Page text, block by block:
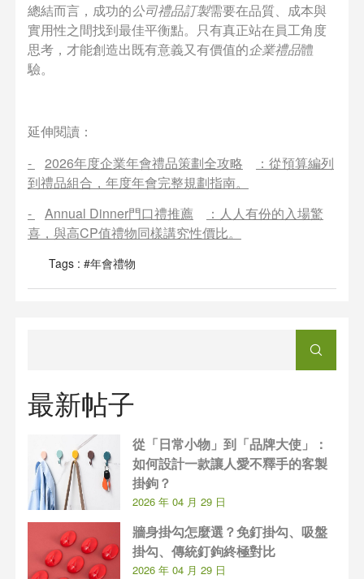
總結而言，成功的公司禮品訂製需要在品質、成本與
實用性之間找到最佳平衡點。只有真正站在員工角度
思考，才能創造出既有意義又有價值的企業禮品體
驗。
延伸閱讀：
-
2026年度企業年會禮品策劃全攻略
：從預算編列
到禮品組合，年度年會完整規劃指南。
-
Annual Dinner門口禮推薦
：人人有份的入場驚
喜，與高CP值禮物同樣講究性價比。
Tags : #年會禮物
最新帖子
從「日常小物」到「品牌大使」：
如何設計一款讓人愛不釋手的客製
掛鉤？
2026 年 04 月 29 日
牆身掛勾怎麼選？免釘掛勾、吸盤
掛勾、傳統釘鉤終極對比
2026 年 04 月 29 日